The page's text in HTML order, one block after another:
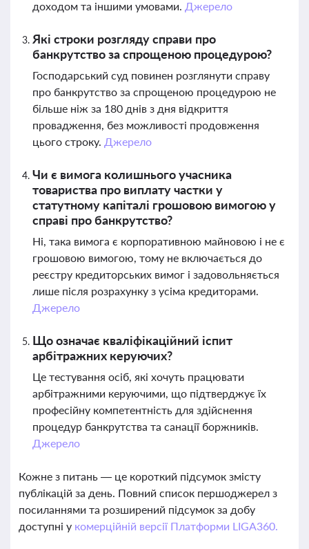
доходом та іншими умовами. Джерело
Які строки розгляду справи про
банкрутство за спрощеною процедурою?
Господарський суд повинен розглянути справу
про банкрутство за спрощеною процедурою не
більше ніж за 180 днів з дня відкриття
провадження, без можливості продовження
цього строку. Джерело
Чи є вимога колишнього учасника
товариства про виплату частки у
статутному капіталі грошовою вимогою у
справі про банкрутство?
Ні, така вимога є корпоративною майновою і не є
грошовою вимогою, тому не включається до
реєстру кредиторських вимог і задовольняється
лише після розрахунку з усіма кредиторами.
Джерело
Що означає кваліфікаційний іспит
арбітражних керуючих?
Це тестування осіб, які хочуть працювати
арбітражними керуючими, що підтверджує їх
професійну компетентність для здійснення
процедур банкрутства та санації боржників.
Джерело
Кожне з питань — це короткий підсумок змісту
публікацій за день. Повний список першоджерел з
посиланнями та розширений підсумок за добу
доступні у комерційній версії Платформи LIGA360.